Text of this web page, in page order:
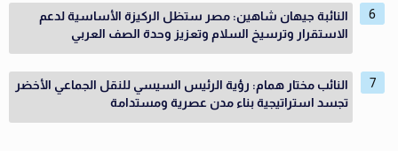
النائبة جيهان شاهين: مصر ستظل الركيزة الأساسية لدعم
الاستقرار وترسيخ السلام وتعزيز وحدة الصف العربي
النائب مختار همام: رؤية الرئيس السيسي للنقل الجماعي الأخضر
تجسد استراتيجية بناء مدن عصرية ومستدامة